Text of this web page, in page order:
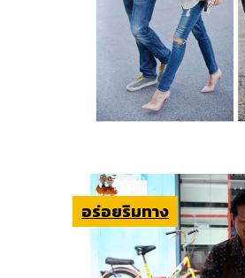
อร่อยริมทาง